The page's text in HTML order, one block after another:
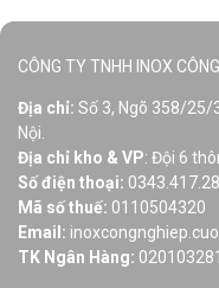
CÔNG TY TNHH INOX
Địa chỉ: Số 3, Ngõ 358/25/
Nội.
Địa chỉ kho & VP: Đội 6
Số điện thoại:
Mã số thuế: 0110504320
Email:
TK Ngân Hàng: